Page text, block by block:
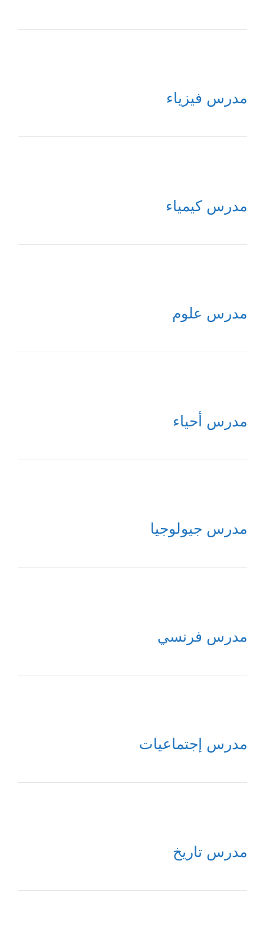
مدرس فيزياء
مدرس كيمياء
مدرس علوم
مدرس أحياء
مدرس جيولوجيا
مدرس فرنسي
مدرس إجتماعيات
مدرس تاريخ